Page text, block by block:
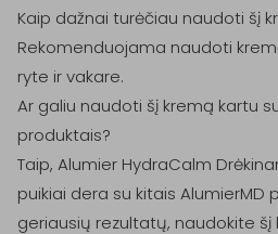
Kaip dažnai turėčiau naudoti šį
Rekomenduojama naudoti
ryte ir vakare.
Ar galiu naudoti šį kremą kartu
produktais?
Taip, Alumier HydraCalm
puikiai dera su kitais AlumierMD
geriausių rezultatų, naudokite šį